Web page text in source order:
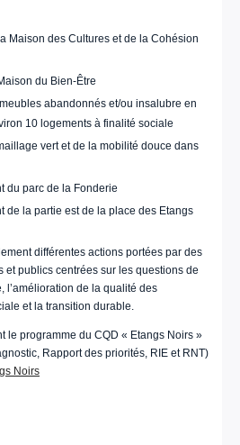
Maison des Cultures et de la Cohésion
du Bien-Être
abandonnés et/ou insalubre en
10 logements à finalité sociale
vert et de la mobilité douce dans
du parc de la Fonderie
de la partie est de la place des Etangs
différentes actions portées par des
et publics centrées sur les questions de
l’amélioration de la qualité des
et la transition durable.
le programme du CQD « Etangs Noirs »
Rapport des priorités, RIE et RNT)
Noirs